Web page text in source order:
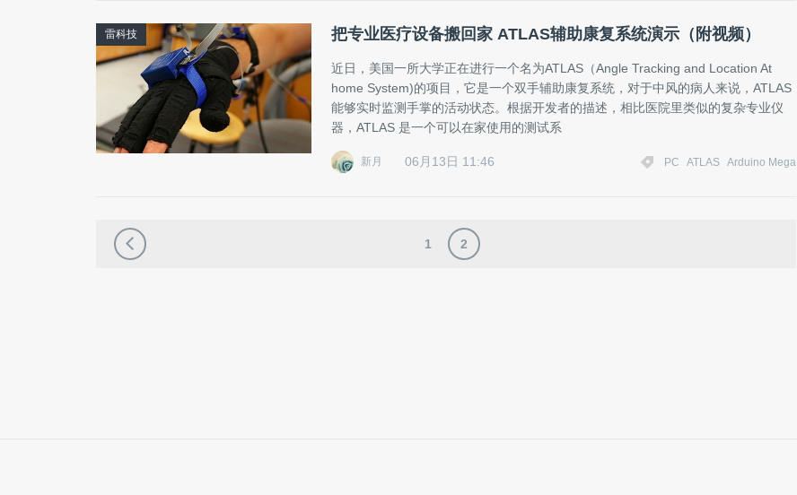
雷科技 把专业医疗设备搬回家 ATLAS辅助康复系统演示（附视频）
近日，美国一所大学正在进行一个名为ATLAS（Angle Tracking and Location At
home System)的项目，它是一个双手辅助康复系统，对于中风的病人来说，ATLAS
能够实时监测手掌的活动状态。根据开发者的描述，相比医院里类似的复杂专业仪
器，ATLAS 是一个可以在家使用的测试系
新月 06月13日 11:46 PC ATLAS Arduino Mega
1 2